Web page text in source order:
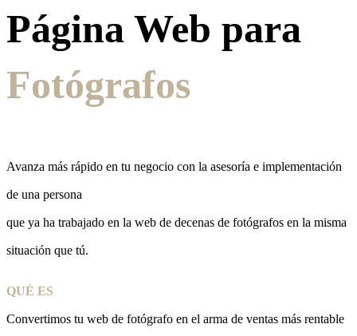
Página Web para
Fotógrafos
Avanza más rápido en tu negocio con la asesoría e implementación
de una persona
que ya ha trabajado en la web de decenas de fotógrafos en la misma
situación que tú.
QUÉ ES
Convertimos tu web de fotógrafo en el arma de ventas más rentable